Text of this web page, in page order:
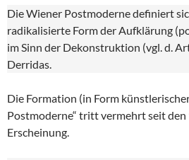
Die Wiener Postmoderne definiert
radikalisierte Form der Aufklärung
im Sinn der Dekonstruktion (vgl. d.
Derridas.
Die Formation (in Form
Postmoderne“ tritt vermehrt seit den
Erscheinung.